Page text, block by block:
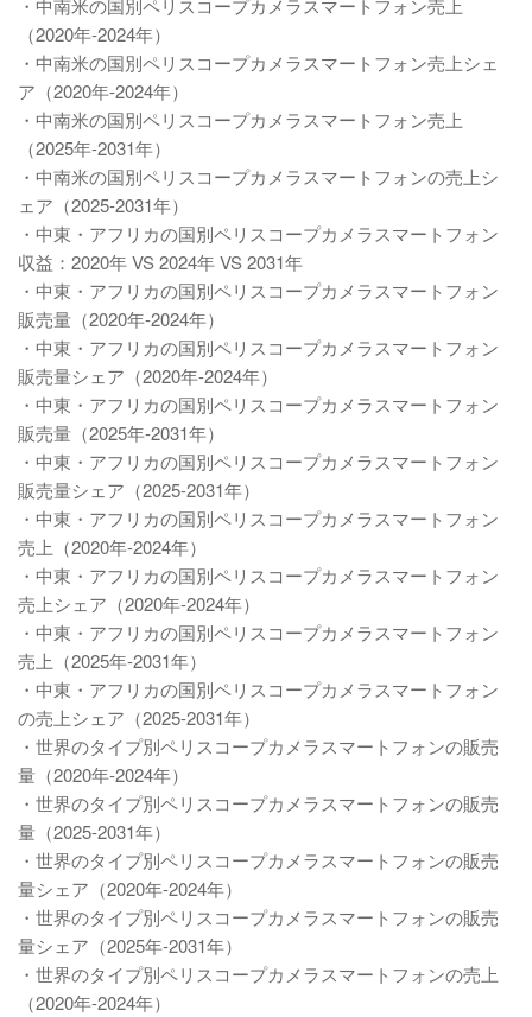
・中南米の国別ペリスコープカメラスマートフォン売上
（2020年-2024年）
・中南米の国別ペリスコープカメラスマートフォン売上シェ
ア（2020年-2024年）
・中南米の国別ペリスコープカメラスマートフォン売上
（2025年-2031年）
・中南米の国別ペリスコープカメラスマートフォンの売上シ
ェア（2025-2031年）
・中東・アフリカの国別ペリスコープカメラスマートフォン
収益：2020年 VS 2024年 VS 2031年
・中東・アフリカの国別ペリスコープカメラスマートフォン
販売量（2020年-2024年）
・中東・アフリカの国別ペリスコープカメラスマートフォン
販売量シェア（2020年-2024年）
・中東・アフリカの国別ペリスコープカメラスマートフォン
販売量（2025年-2031年）
・中東・アフリカの国別ペリスコープカメラスマートフォン
販売量シェア（2025-2031年）
・中東・アフリカの国別ペリスコープカメラスマートフォン
売上（2020年-2024年）
・中東・アフリカの国別ペリスコープカメラスマートフォン
売上シェア（2020年-2024年）
・中東・アフリカの国別ペリスコープカメラスマートフォン
売上（2025年-2031年）
・中東・アフリカの国別ペリスコープカメラスマートフォン
の売上シェア（2025-2031年）
・世界のタイプ別ペリスコープカメラスマートフォンの販売
量（2020年-2024年）
・世界のタイプ別ペリスコープカメラスマートフォンの販売
量（2025-2031年）
・世界のタイプ別ペリスコープカメラスマートフォンの販売
量シェア（2020年-2024年）
・世界のタイプ別ペリスコープカメラスマートフォンの販売
量シェア（2025年-2031年）
・世界のタイプ別ペリスコープカメラスマートフォンの売上
（2020年-2024年）